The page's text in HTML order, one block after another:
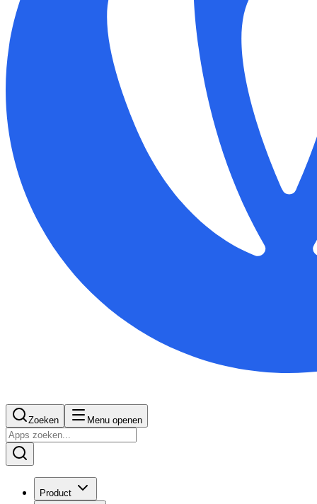
Zoeken Menu openen
Product